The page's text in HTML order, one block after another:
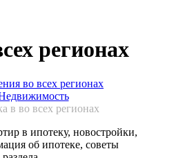
регионах
во всех регионах
в во всех регионах
в ипотеку, новостройки,
об ипотеке, советы